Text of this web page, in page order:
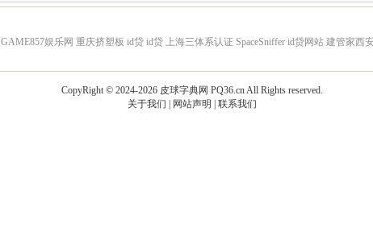
GAME857娱乐网 重庆挤塑板 id贷 id贷 上海三体系认证 SpaceSniffer id贷网站 建管家西
CopyRight © 2024-2026 皮球字典网 PQ36.cnAll Rights reserved.
关于我们
网站声明 联系我们